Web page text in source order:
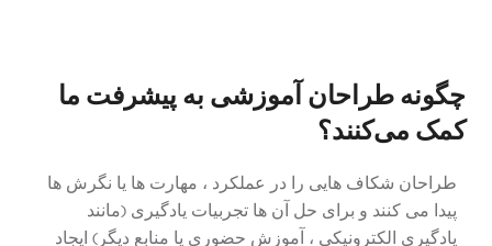
چگونه طراحان آموزشی به پیشرفت ما
کمک می‌کنند؟
طراحان شکاف هایی را در عملکرد ، مهارت ها یا نگرش ها
پیدا می کنند و برای حل آن ها تجربیات یادگیری (مانند
یادگیری الکترونیکی ، آموزش حضوری یا منابع دیگر) ایجاد